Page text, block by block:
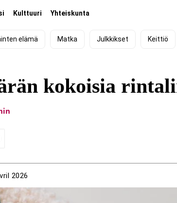
Kulttuuri Yhteiskunta
elämä Matka Julkkikset Keittiö
kokoisia
2026